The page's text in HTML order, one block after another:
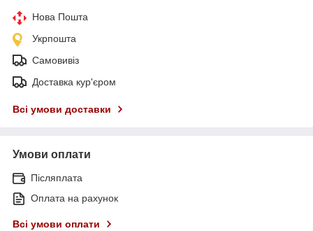
Нова Пошта
Укрпошта
Самовивіз
Доставка кур'єром
Всі умови доставки
Умови оплати
Післяплата
Оплата на рахунок
Всі умови оплати